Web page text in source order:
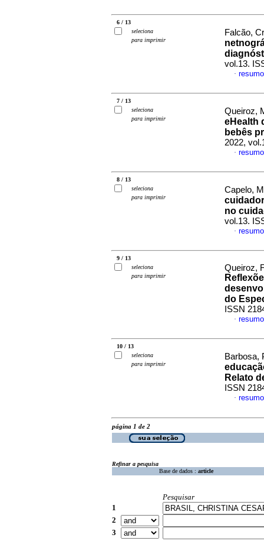
6 / 13
seleciona
para imprimir
Falcão,
vol.13.
·
7 / 13
seleciona
para imprimir
Queiroz,
eHealth
bebês
2022,
·
8 / 13
seleciona
para imprimir
Capelo,
no
vol.13.
·
9 / 13
seleciona
para imprimir
Queiroz,
do
ISSN
·
10 / 13
seleciona
para imprimir
Barbosa,
Relato
ISSN
·
página 1 de 2
Refinar a pesquisa
Base de dados : article
Pesquisar
1
2
3